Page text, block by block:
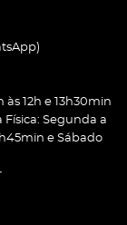
12h e 13h30min
Física: Segunda a
e Sábado